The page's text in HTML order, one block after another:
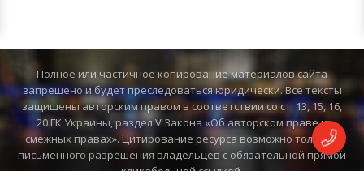
Полное или частичное копирование материалов сайта
запрещено и будет преследоваться юридически. Все тексты
защищены авторским правом в соответствии со ст. 13, 15, 16,
20 ГК Украины, раздел V Закона «Об авторском праве и
смежных правах». Цитирование ресурса возможно только с
письменного разрешения владельцев с обязательной прямой